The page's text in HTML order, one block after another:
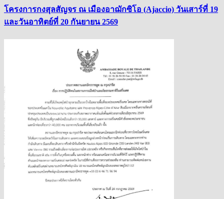
โครงการกงสุลสัญจร ณ เมืองอาฌักซิโอ (Ajaccio) วันเสาร์ที่ 19
และวันอาทิตย์ที่ 20 กันยายน 2569